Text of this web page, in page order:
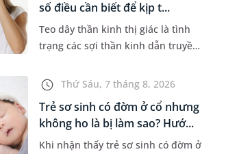
số điều cần biết để kịp t...
Teo dây thần kinh thị giác là tình
trạng các sợi thần kinh dẫn truyền
thương và dần mất đi chức năng
hoạt động. Nếu điều trị m...
Thứ Sáu, 7 tháng 8, 2026
Trẻ sơ sinh có đờm ở cổ nhưng
không ho là bị làm sao? Hướ...
Khi nhận thấy trẻ sơ sinh có đờm ở